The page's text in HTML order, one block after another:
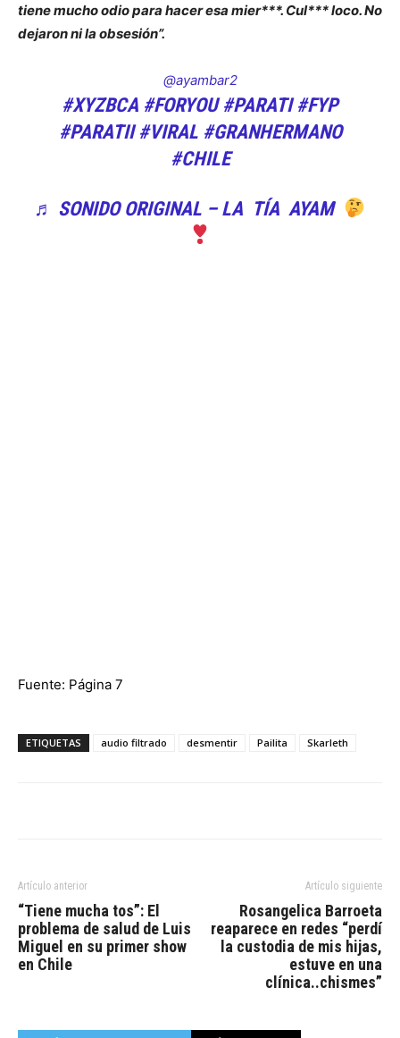
tiene mucho odio para hacer esa mier***. Cul*** loco. No
dejaron ni la obsesión”.
@ayambar2
#XYZBCA #FORYOU #PARATI #FYP
#PARATII #VIRAL #GRANHERMANO
#CHILE
♬ SONIDO ORIGINAL – LA TÍA AYAM
Fuente: Página 7
ETIQUETAS audio filtrado desmentir Pailita Skarleth
Artículo anterior
“Tiene mucha tos”: El
problema de salud de Luis
Miguel en su primer show
en Chile
Artículo siguiente
Rosangelica Barroeta
reaparece en redes “perdí
la custodia de mis hijas,
estuve en una
clínica..chismes”